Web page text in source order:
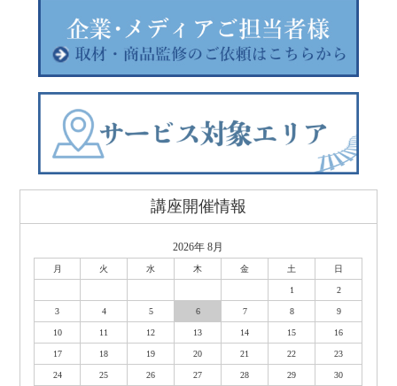
講座開催情報
2026年 8月
月 火 水 木 金 土 日
1 2
3 4 5 6 7 8 9
10 11 12 13 14 15 16
17 18 19 20 21 22 23
24 25 26 27 28 29 30